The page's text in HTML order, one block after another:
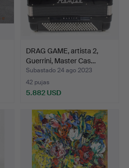
DRAG GAME, artista 2,
Guerrini, Master Cas…
Subastado 24 ago 2023
42 pujas
5.882 USD